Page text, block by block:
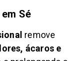
Sé
remove
ácaros e